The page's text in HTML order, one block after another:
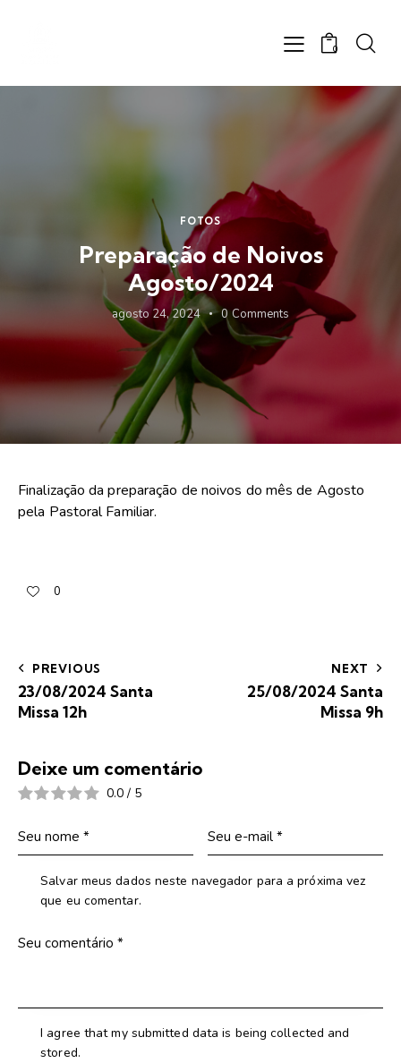
0
FOTOS
Preparação de Noivos
Agosto/2024
agosto 24, 2024 0 Comments
Finalização da preparação de noivos do mês de Agosto
pela Pastoral Familiar.
0
PREVIOUS
23/08/2024 Santa
Missa 12h
NEXT
25/08/2024 Santa
Missa 9h
Deixe um comentário
0.0 / 5
Salvar meus dados neste navegador para a próxima vez
que eu comentar.
I agree that my submitted data is being collected and
stored.